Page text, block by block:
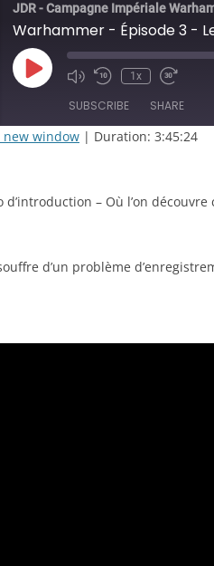
JDR - Campagne Impériale
Play
Episode
Mute/Unmute
Rewind
Seconds
1x
Fast
30
seconds
SUBSCRIBE SHARE
new window | Duration: 3:45:24
– Où l’on
d’un problème